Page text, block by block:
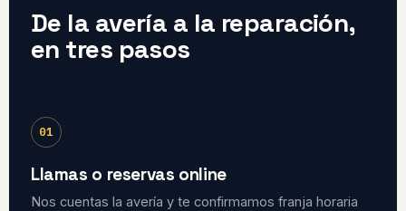
De la avería a la reparación,
en tres pasos
01
Llamas o reservas online
Nos cuentas la avería y te confirmamos franja horaria